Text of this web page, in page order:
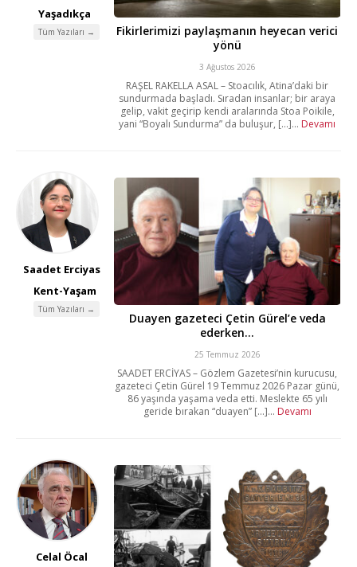
Yaşadıkça
Tüm Yazıları →
Fikirlerimizi paylaşmanın heyecan verici
yönü
3 Ağustos 2026
RAŞEL RAKELLA ASAL – Stoacılık, Atina’daki bir
sundurmada başladı. Sıradan insanlar; bir araya
gelip, vakit geçirip kendi aralarında Stoa Poikile,
yani “Boyalı Sundurma” da buluşur, [...]... Devamı
Saadet Erciyas
Kent-Yaşam
Tüm Yazıları →
Duayen gazeteci Çetin Gürel’e veda
ederken…
25 Temmuz 2026
SAADET ERCİYAS – Gözlem Gazetesi’nin kurucusu,
gazeteci Çetin Gürel 19 Temmuz 2026 Pazar günü,
86 yaşında yaşama veda etti. Meslekte 65 yılı
geride bırakan “duayen” [...]... Devamı
Celal Öcal